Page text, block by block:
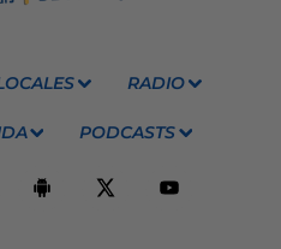
RADIO
PODCASTS